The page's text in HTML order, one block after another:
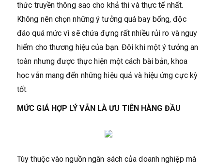
thức truyền thông sao cho khả thi và thực tế nhất.
Không nên chọn những ý tưởng quá bay bổng, độc
đáo quá mức vì sẽ chứa đựng rất nhiều rủi ro và nguy
hiểm cho thương hiệu của bạn. Đôi khi một ý tưởng an
toàn nhưng được thực hiện một cách bài bản, khoa
học vẫn mang đến những hiệu quả và hiệu ứng cực kỳ
tốt.
MỨC GIÁ HỢP LÝ VẪN LÀ ƯU TIÊN HÀNG ĐẦU
Tùy thuộc vào nguồn ngân sách của doanh nghiệp mà